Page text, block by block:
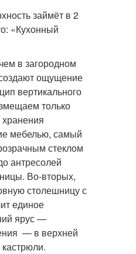
займёт в 2
«Кухонный
в загородном
ощущение
вертикального
только
мебелью, самый
стеклом
антресолей
Во-вторых,
столешницу с
единое
ярус —
— в верхней